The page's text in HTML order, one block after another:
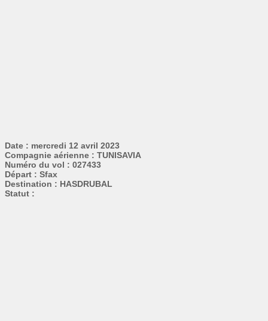
Date : mercredi 12 avril 2023
Compagnie aérienne : TUNISAVIA
Numéro du vol : 027433
Départ : Sfax
Destination : HASDRUBAL
Statut :